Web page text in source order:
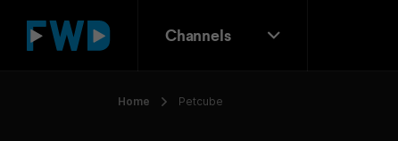
Channels
Home Petcube